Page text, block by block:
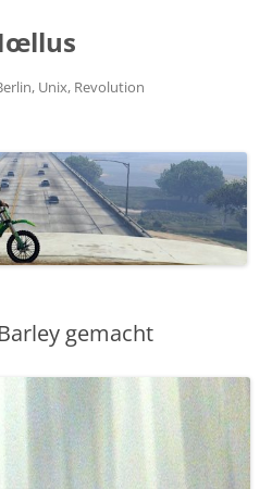
Unix, Revolution
gemacht